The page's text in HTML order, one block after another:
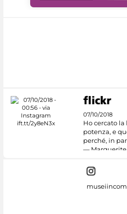
07/10/2018
Ho cercato
potenza, e
perché, in
— Marguerite